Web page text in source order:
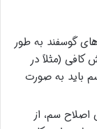
گوسفند به طور
(مثلاً در
باید به صورت
اصلاح سم، از